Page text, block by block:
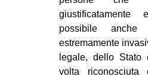
giustificatamente
possibile anche
estremamente
legale, dello Stato
volta riconosciuta